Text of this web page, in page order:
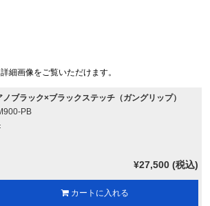
細画像をご覧いただけます。
ノブラック×ブラックステッチ（ガングリップ）
PB
¥27,500 (税込)
カートに入れる